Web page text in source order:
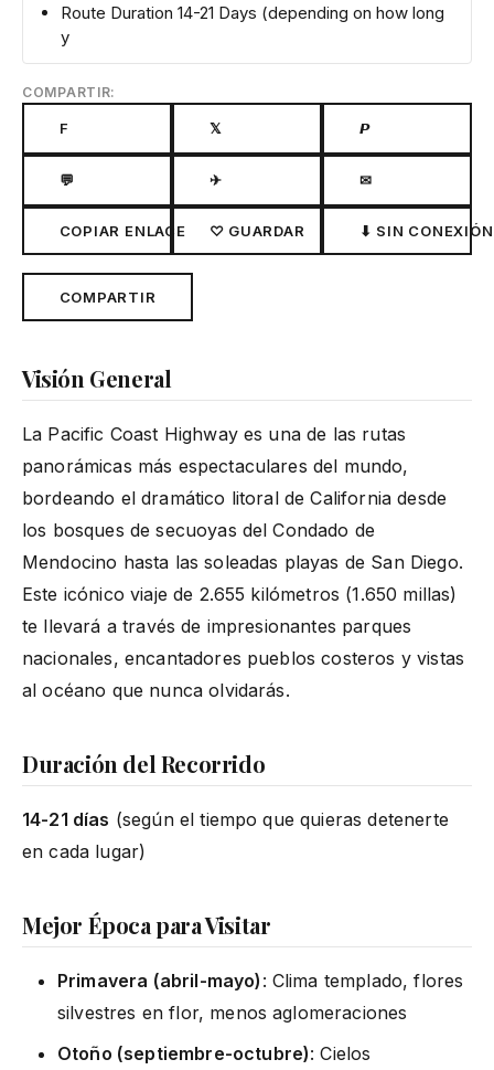
Route Duration 14-21 Days (depending on how long
y
COMPARTIR:
F 𝕏 𝙋
💬 ✈ ✉
COPIAR ENLACE ♡ GUARDAR ⬇ SIN CONEXIÓN
COMPARTIR
Visión General
La Pacific Coast Highway es una de las rutas
panorámicas más espectaculares del mundo,
bordeando el dramático litoral de California desde
los bosques de secuoyas del Condado de
Mendocino hasta las soleadas playas de San Diego.
Este icónico viaje de 2.655 kilómetros (1.650 millas)
te llevará a través de impresionantes parques
nacionales, encantadores pueblos costeros y vistas
al océano que nunca olvidarás.
Duración del Recorrido
14-21 días (según el tiempo que quieras detenerte
en cada lugar)
Mejor Época para Visitar
Primavera (abril-mayo) : Clima templado, flores
silvestres en flor, menos aglomeraciones
Otoño (septiembre-octubre): Cielos